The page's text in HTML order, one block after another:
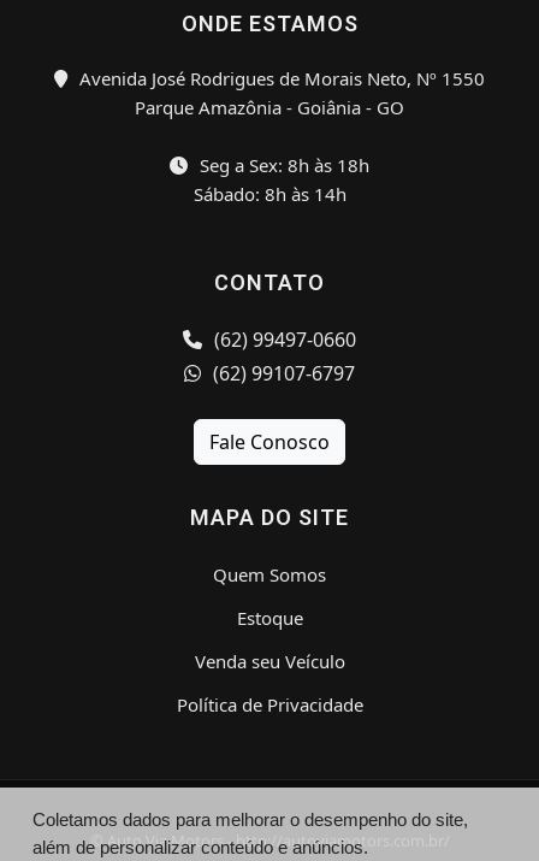
ONDE ESTAMOS
Avenida José Rodrigues de Morais Neto, Nº 1550
Parque Amazônia - Goiânia - GO
Seg a Sex: 8h às 18h
Sábado: 8h às 14h
CONTATO
(62) 99497-0660
(62) 99107-6797
Fale Conosco
MAPA DO SITE
Quem Somos
Estoque
Venda seu Veículo
Política de Privacidade
© Auto Via Motors - http://autoviamotors.com.br/
Coletamos dados para melhorar o desempenho do site,
além de personalizar conteúdo e anúncios.